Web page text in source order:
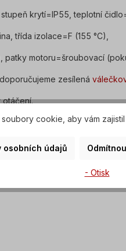
krytí=IP55, teplotní
třída izolace=F (155 °C),
patky motoru=šroubovací
zesílená
otáčení.
pohonu provádět pouze
poptávku.
cookie, aby vám
osobních údajů
- Otisk